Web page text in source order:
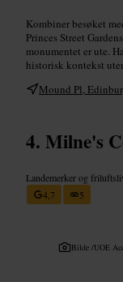
Kombiner besøket
Princes Street
monumentet er ute.
historisk kontekst
Mound Pl,
Milne's
Landemerker og
4,7
5
Bilde /UOE